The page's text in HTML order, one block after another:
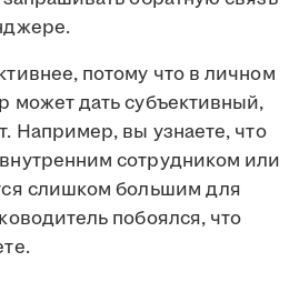
потому что в личном
может дать субъективный,
Например, вы узнаете, что
сотрудником или
слишком большим для
побоялся, что